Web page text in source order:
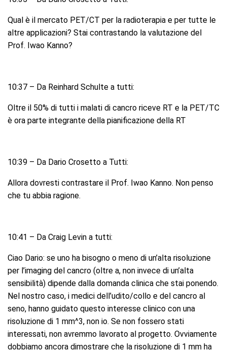
Qual è il mercato PET/CT per la radioterapia e per tutte le
altre applicazioni? Stai contrastando la valutazione del
Prof. Iwao Kanno?
10:37 – Da Reinhard Schulte a tutti:
Oltre il 50% di tutti i malati di cancro riceve RT e la PET/TC
è ora parte integrante della pianificazione della RT
10:39 – Da Dario Crosetto a Tutti:
Allora dovresti contrastare il Prof. Iwao Kanno. Non penso
che tu abbia ragione.
10:41 – Da Craig Levin a tutti:
Ciao Dario: se uno ha bisogno o meno di un’alta risoluzione
per l’imaging del cancro (oltre a, non invece di un’alta
sensibilità) dipende dalla domanda clinica che stai ponendo.
Nel nostro caso, i medici dell’udito/collo e del cancro al
seno, hanno guidato questo interesse clinico con una
risoluzione di 1 mm^3, non io. Se non fossero stati
interessati, non avremmo lavorato al progetto. Ovviamente
dobbiamo ancora dimostrare che la risoluzione di 1 mm ha